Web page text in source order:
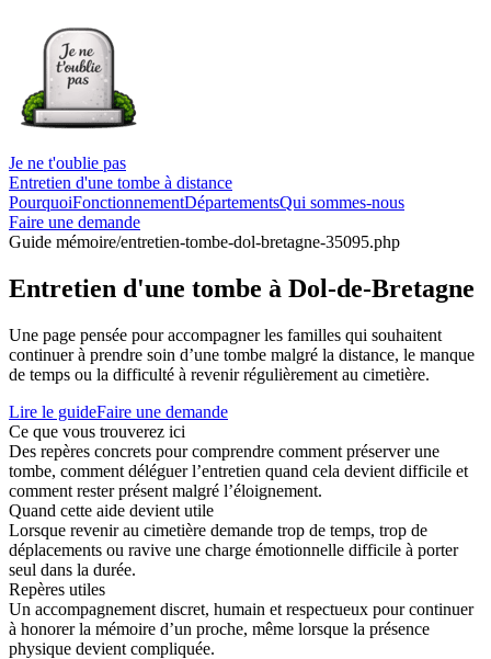
Je ne t'oublie pas
Entretien d'une tombe à distance
PourquoiFonctionnementDépartementsQui sommes-nous
Faire une demande
Guide mémoire/entretien-tombe-dol-bretagne-35095.php
Entretien d'une tombe à Dol-de-Bretagne
Une page pensée pour accompagner les familles qui souhaitent
continuer à prendre soin d’une tombe malgré la distance, le manque
de temps ou la difficulté à revenir régulièrement au cimetière.
Lire le guideFaire une demande
Ce que vous trouverez ici
Des repères concrets pour comprendre comment préserver une
tombe, comment déléguer l’entretien quand cela devient difficile et
comment rester présent malgré l’éloignement.
Quand cette aide devient utile
Lorsque revenir au cimetière demande trop de temps, trop de
déplacements ou ravive une charge émotionnelle difficile à porter
seul dans la durée.
Repères utiles
Un accompagnement discret, humain et respectueux pour continuer
à honorer la mémoire d’un proche, même lorsque la présence
physique devient compliquée.